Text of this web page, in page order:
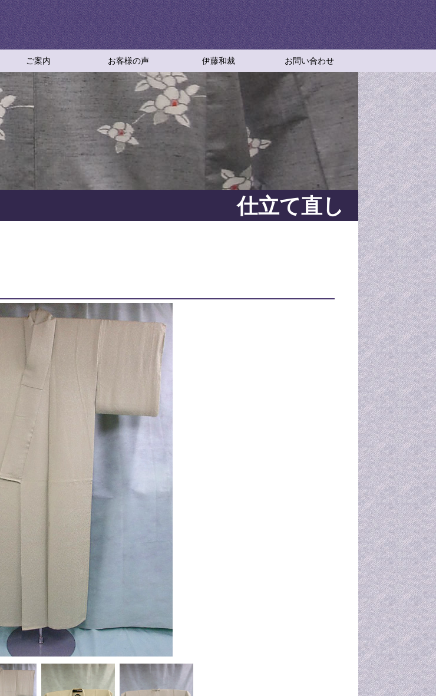
ご案内
ご依頼方法
採寸について
お仕立て工程
お仕立てＱ＆Ａ
仕立て直しＱ＆Ａ
お客様の声 伊藤和裁
伊藤和裁
アクセスマップ
特定商取引法に基づく表記
和裁教室
伊藤和裁の成り立ちと想い
お問い合わせ
仕立て直し